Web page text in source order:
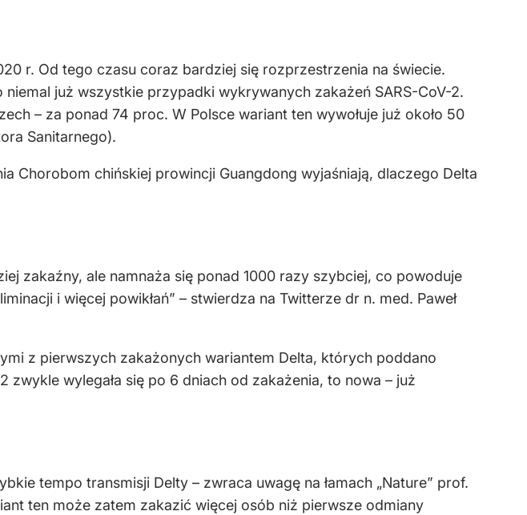
r. Od tego czasu coraz bardziej się rozprzestrzenia na świecie.
już wszystkie przypadki wykrywanych zakażeń SARS-CoV-2.
– za ponad 74 proc. W Polsce wariant ten wywołuje już około 50
Sanitarnego).
Chorobom chińskiej prowincji Guangdong wyjaśniają, dlaczego Delta
zakaźny, ale namnaża się ponad 1000 razy szybciej, co powoduje
i więcej powikłań” – stwierdza na Twitterze dr n. med. Paweł
z pierwszych zakażonych wariantem Delta, których poddano
zwykle wylegała się po 6 dniach od zakażenia, to nowa – już
tempo transmisji Delty – zwraca uwagę na łamach „Nature” prof.
ten może zatem zakazić więcej osób niż pierwsze odmiany